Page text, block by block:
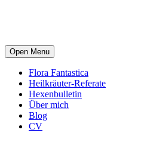
Open Menu
Flora Fantastica
Heilkräuter-Referate
Hexenbulletin
Über mich
Blog
CV